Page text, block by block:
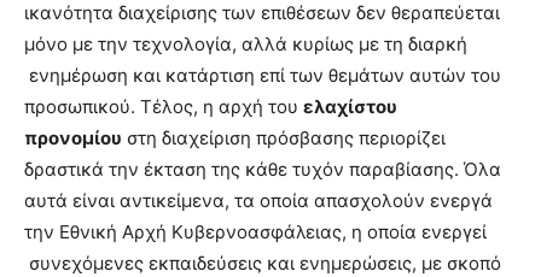
ικανότητα διαχείρισης των επιθέσεων δεν θεραπεύεται
μόνο με την τεχνολογία, αλλά κυρίως με τη διαρκή
ενημέρωση και κατάρτιση επί των θεμάτων αυτών του
προσωπικού. Τέλος, η αρχή του ελαχίστου
προνομίου στη διαχείριση πρόσβασης περιορίζει
δραστικά την έκταση της κάθε τυχόν παραβίασης. Όλα
αυτά είναι αντικείμενα, τα οποία απασχολούν ενεργά
την Εθνική Αρχή Κυβερνοασφάλειας, η οποία ενεργεί
συνεχόμενες εκπαιδεύσεις και ενημερώσεις, με σκοπό